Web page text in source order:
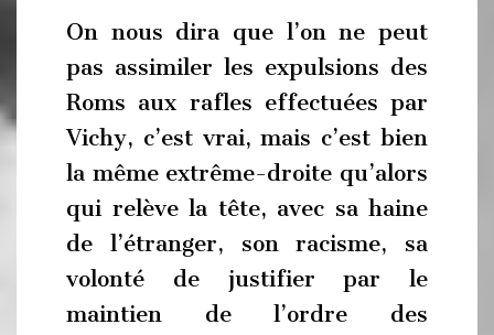
On nous dira que l’on ne peut
pas assimiler les expulsions des
Roms aux rafles effectuées par
Vichy, c’est vrai, mais c’est bien
la même extrême-droite qu’alors
qui relève la tête, avec sa haine
de l’étranger, son racisme, sa
volonté de justifier par le
maintien de l’ordre des